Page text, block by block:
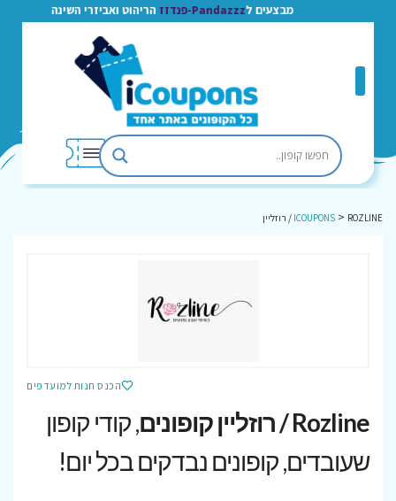
מבצעים לPandazzz-פנדזז הריהוט ואביזרי השינה
ICOUPONS > ROZLINE / רוזליין
הכנס חנות למועדפים
Rozline / רוזליין קופונים
, קודי קופון
שעובדים, קופונים נבדקים בכל יום!